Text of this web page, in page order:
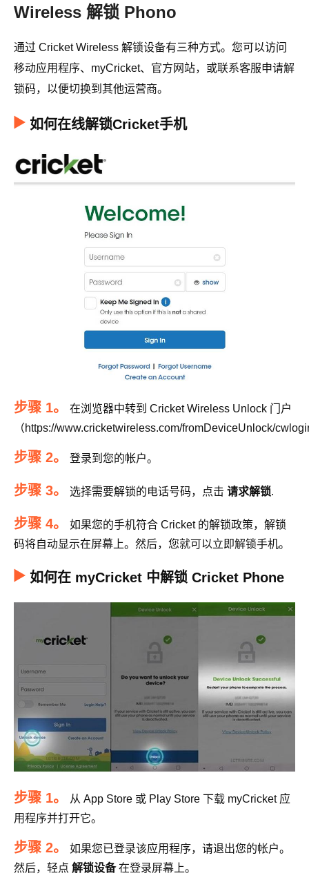
Wireless 解锁 Phono
通过 Cricket Wireless 解锁设备有三种方式。您可以访问
移动应用程序、myCricket、官方网站，或联系客服申请解
锁码，以便切换到其他运营商。
如何在线解锁Cricket手机
步骤 1。
在浏览器中转到 Cricket Wireless Unlock 门户
（https://www.cricketwireless.com/fromDeviceUnlock/
步骤 2。 登录到您的帐户。
步骤 3。 选择需要解锁的电话号码，点击 请求解锁.
步骤 4。
如果您的手机符合 Cricket 的解锁政策，解锁
码将自动显示在屏幕上。然后，您就可以立即解锁手机。
如何在 myCricket 中解锁 Cricket Phone
步骤 1。
从 App Store 或 Play Store 下载 myCricket 应
用程序并打开它。
步骤 2。
如果您已登录该应用程序，请退出您的帐户。
然后，轻点 解锁设备在登录屏幕上。